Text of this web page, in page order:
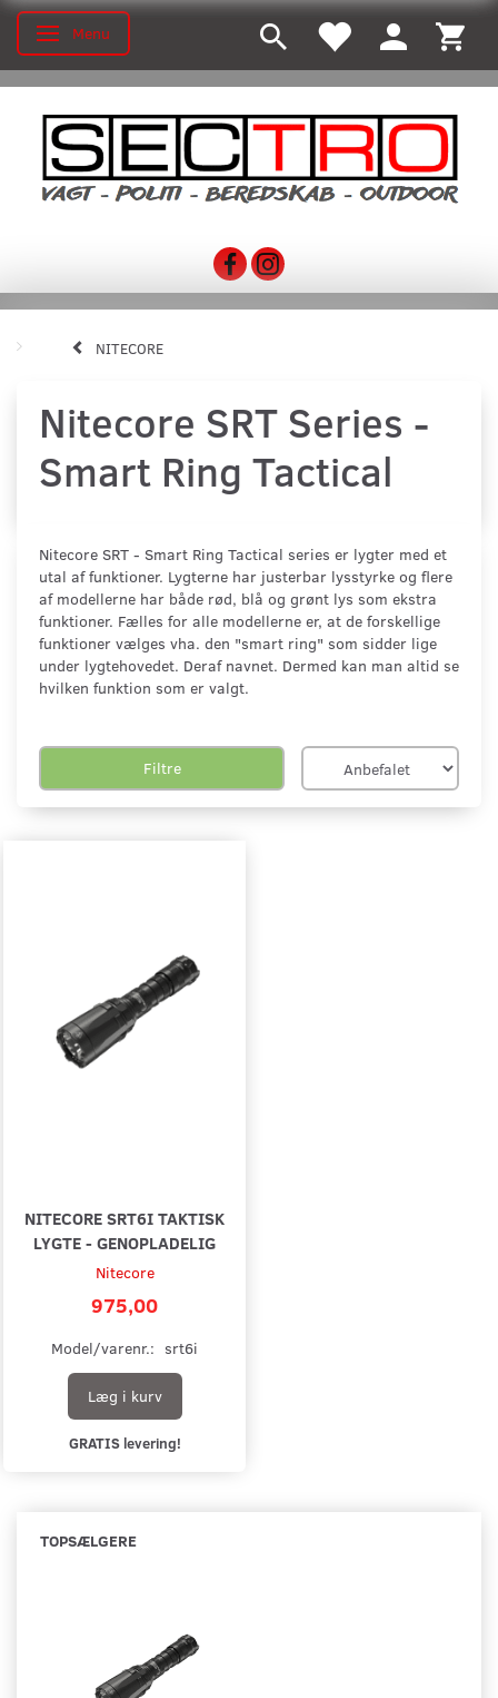
Skifte navigation
Menu
NITECORE
Nitecore SRT Series -
Smart Ring Tactical
Nitecore SRT - Smart Ring Tactical series er lygter med et
utal af funktioner. Lygterne har justerbar lysstyrke og flere
af modellerne har både rød, blå og grønt lys som ekstra
funktioner. Fælles for alle modellerne er, at de forskellige
funktioner vælges vha. den "smart ring" som sidder lige
under lygtehovedet. Deraf navnet. Dermed kan man altid se
hvilken funktion som er valgt.
Filtre
NITECORE SRT6I TAKTISK
LYGTE - GENOPLADELIG
Nitecore
975,00
Model/varenr.: srt6i
Læg i kurv
GRATIS levering!
TOPSÆLGERE